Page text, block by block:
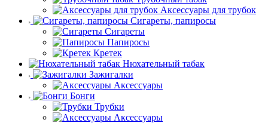
Аксессуары для трубок
Сигареты, папиросы
Сигареты
Папиросы
Кретек
Нюхательный табак
Зажигалки
Аксессуары
Бонги
Трубки
Аксессуары